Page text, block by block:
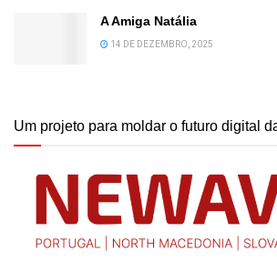
A Amiga Natália
14 DE DEZEMBRO, 2025
Um projeto para moldar o futuro digital